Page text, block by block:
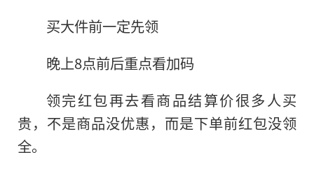
买大件前一定先领
晚上8点前后重点看加码
领完红包再去看商品结算价很多人买
贵，不是商品没优惠，而是下单前红包没领
全。